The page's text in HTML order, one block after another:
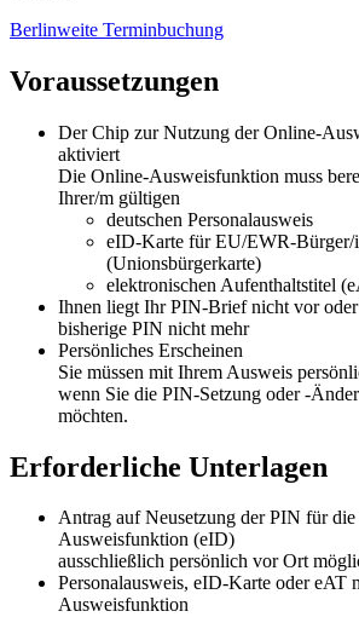
Berlinweite Terminbuchung
Voraussetzungen
Der Chip zur Nutzung der Online-
aktiviert
Die Online-Ausweisfunktion muss
Ihrer/m gültigen
deutschen Personalausweis
eID-Karte für EU/EWR-Bürger/
(Unionsbürgerkarte)
elektronischen Aufenthaltstitel
Ihnen liegt Ihr PIN-Brief nicht vor
bisherige PIN nicht mehr
Persönliches Erscheinen
Sie müssen mit Ihrem Ausweis
wenn Sie die PIN-Setzung oder -
möchten.
Erforderliche Unterlagen
Antrag auf Neusetzung der PIN für
Ausweisfunktion (eID)
ausschließlich persönlich vor Ort
Personalausweis, eID-Karte oder eAT
Ausweisfunktion